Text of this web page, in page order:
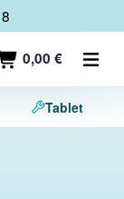
0,00 €
Tablet